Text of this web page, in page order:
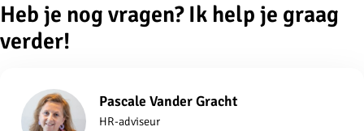
Heb je nog vragen? Ik help je graag
verder!
Pascale Vander Gracht
HR-adviseur